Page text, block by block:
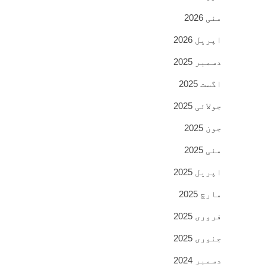
مئی 2026
اپریل 2026
دسمبر 2025
اگست 2025
جولائی 2025
جون 2025
مئی 2025
اپریل 2025
مارچ 2025
فروری 2025
جنوری 2025
دسمبر 2024